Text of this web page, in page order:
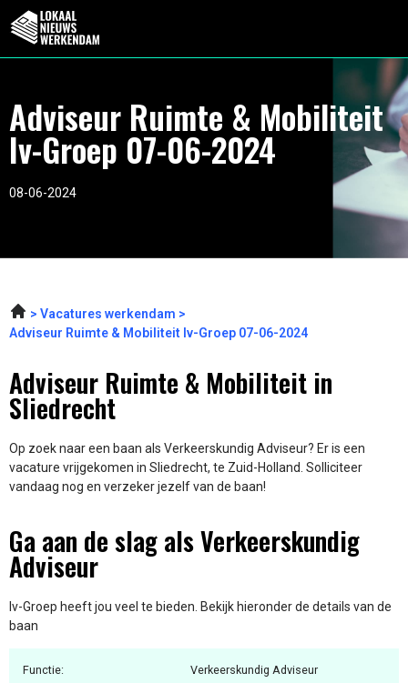
Adviseur Ruimte & Mobiliteit
Iv-Groep 07-06-2024
08-06-2024
Vacatures werkendam
Adviseur Ruimte & Mobiliteit Iv-Groep 07-06-2024
Adviseur Ruimte & Mobiliteit in
Sliedrecht
Op zoek naar een baan als Verkeerskundig Adviseur? Er is een
vacature vrijgekomen in Sliedrecht, te Zuid-Holland. Solliciteer
vandaag nog en verzeker jezelf van de baan!
Ga aan de slag als Verkeerskundig
Adviseur
Iv-Groep heeft jou veel te bieden. Bekijk hieronder de details van de
baan
Functie: Verkeerskundig Adviseur